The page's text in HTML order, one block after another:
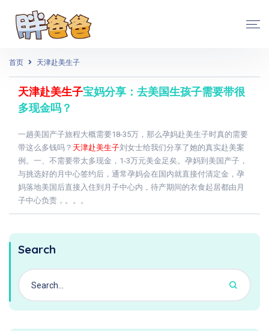
首页 天津赴美生子
天津赴美生子宝妈分享：去美国生孩子需要带很
多现金吗？
一趟美国产子旅程大概需要18-35万，那么孕妈赴美生子时真的需要
带这么多钱吗？ 天津赴美生子刘女士给我们分享了她的真实赴美案
例。一、不需要带太多现金，1-3万元美金足矣。孕妈到美国产子，
与挑选好的月中心签约后，通常孕妈会在国内就直接付清定金，孕
妈落地美国后直接入住到月子中心内，待产期间的衣食起居都由月
子中心负责，。。。
Search